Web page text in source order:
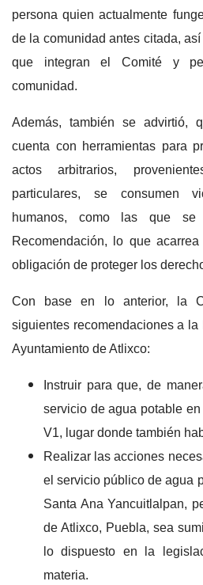
persona quien actualmente
de la comunidad antes citada,
que integran el Comité y
comunidad.
Además, también se advirtió,
cuenta con herramientas para
actos arbitrarios,
particulares, se consumen
humanos, como las que se
Recomendación, lo que
obligación de proteger los
Con base en lo anterior, la
siguientes recomendaciones a la
Ayuntamiento de Atlixco:
Instruir para que, de
servicio de agua potable
V1, lugar donde también
Realizar las acciones
el servicio público de agua
Santa Ana Yancuitlalpan,
de Atlixco, Puebla, sea
lo dispuesto en la
materia.